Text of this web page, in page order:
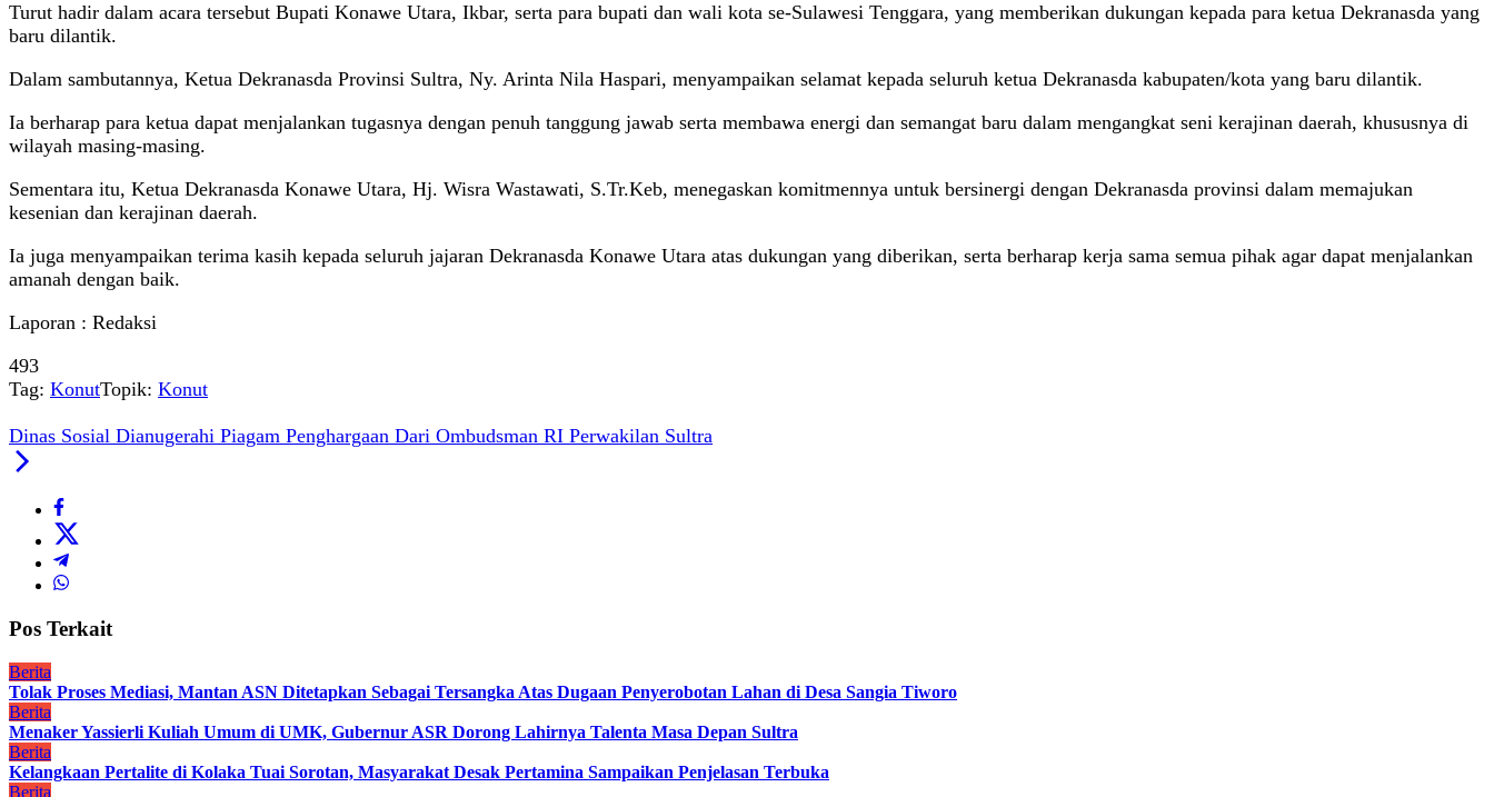
Turut hadir dalam acara tersebut Bupati Konawe Utara, Ikbar, serta para bupati dan wali kota se-Sulawesi Tenggara, yang memberikan dukungan kepada para ketua Dekranasda yang
baru dilantik.
Dalam sambutannya, Ketua Dekranasda Provinsi Sultra, Ny. Arinta Nila Haspari, menyampaikan selamat kepada seluruh ketua Dekranasda kabupaten/kota yang baru dilantik.
Ia berharap para ketua dapat menjalankan tugasnya dengan penuh tanggung jawab serta membawa energi dan semangat baru dalam mengangkat seni kerajinan daerah, khususnya di
wilayah masing-masing.
Sementara itu, Ketua Dekranasda Konawe Utara, Hj. Wisra Wastawati, S.Tr.Keb, menegaskan komitmennya untuk bersinergi dengan Dekranasda provinsi dalam memajukan
kesenian dan kerajinan daerah.
Ia juga menyampaikan terima kasih kepada seluruh jajaran Dekranasda Konawe Utara atas dukungan yang diberikan, serta berharap kerja sama semua pihak agar dapat menjalankan
amanah dengan baik.
Laporan : Redaksi
493
Tag: KonutTopik: Konut
Dinas Sosial Dianugerahi Piagam Penghargaan Dari Ombudsman RI Perwakilan Sultra
Pos Terkait
Berita
Tolak Proses Mediasi, Mantan ASN Ditetapkan Sebagai Tersangka Atas Dugaan Penyerobotan Lahan di Desa Sangia Tiworo
Berita
Menaker Yassierli Kuliah Umum di UMK, Gubernur ASR Dorong Lahirnya Talenta Masa Depan Sultra
Berita
Kelangkaan Pertalite di Kolaka Tuai Sorotan, Masyarakat Desak Pertamina Sampaikan Penjelasan Terbuka
Berita